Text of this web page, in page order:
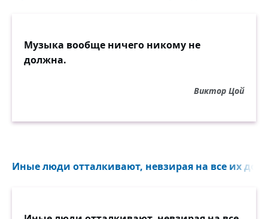
Музыка вообще ничего никому не
должна.
Виктор Цой
Иные люди отталкивают, невзирая на все их